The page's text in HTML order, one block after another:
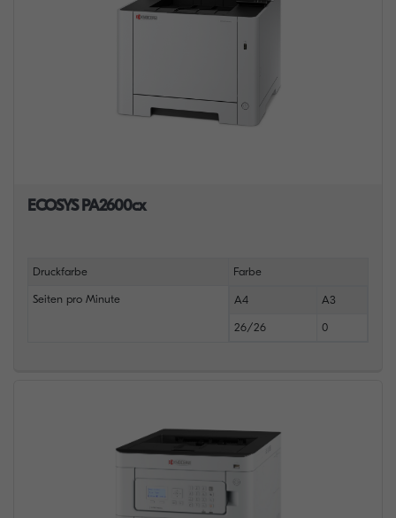
ECOSYS PA2600cx
Druckfarbe Farbe
Seiten pro Minute A4 A3
26/26 0